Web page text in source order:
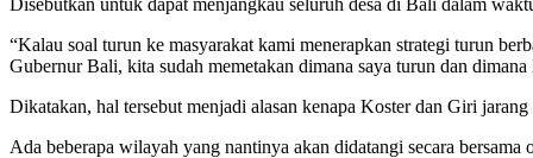
“Kalau soal turun ke masyarakat kami menerapkan strategi turun
Gubernur Bali, kita sudah memetakan dimana saya turun dan
Dikatakan, hal tersebut menjadi alasan kenapa Koster dan Giri
Ada beberapa wilayah yang nantinya akan didatangi secara bersama